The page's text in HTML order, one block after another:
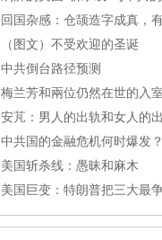
回国杂感：仓颉造字成真，
（图文）不受欢迎的圣诞
中共倒台路径预测
梅兰芳和兩位仍然在世的入
安芃：男人的出轨和女人的
中共国的金融危机何时爆发？
美国斩杀线：愚昧和麻木
美国巨变：特朗普把三大最